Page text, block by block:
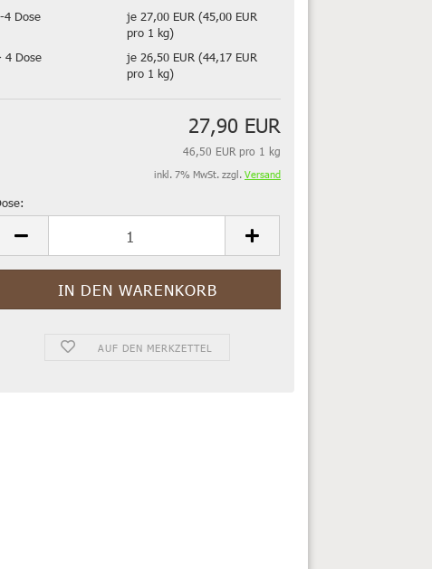
4 Dose
je 27,00 EUR (45,00 EUR
pro 1 kg)
4 Dose
je 26,50 EUR (44,17 EUR
pro 1 kg)
27,90 EUR
46,50 EUR pro 1 kg
inkl. 7% MwSt. zzgl. Versand
Dose
AUF DEN MERKZETTEL